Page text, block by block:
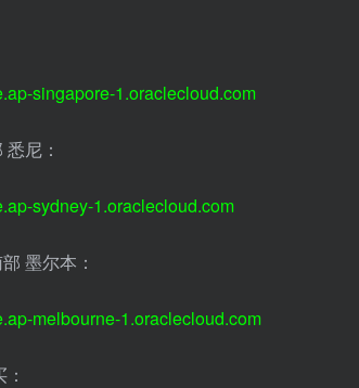
singapore-1.oraclecloud.com
尼：
sydney-1.oraclecloud.com
墨尔本：
melbourne-1.oraclecloud.com